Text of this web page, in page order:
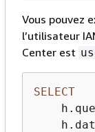
Vous pouvez
l’utilisateur
Center est
SELECT